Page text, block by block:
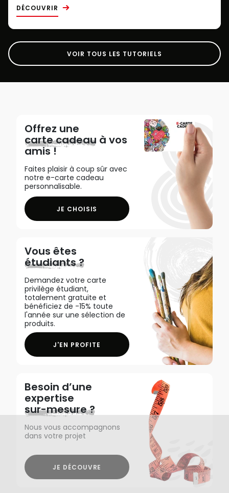
DÉCOUVRIR
VOIR TOUS LES TUTORIELS
Offrez une
carte cadeau à vos
amis !
Faites plaisir à coup sûr avec
notre e-carte cadeau
personnalisable.
JE CHOISIS
Vous êtes
étudiants ?
Demandez votre carte
privilège étudiant,
totalement gratuite et
bénéficiez de -15% toute
l'année sur une sélection de
produits.
J'EN PROFITE
Besoin d’une
expertise
sur-mesure ?
Nous vous accompagnons
dans votre projet
JE DÉCOUVRE